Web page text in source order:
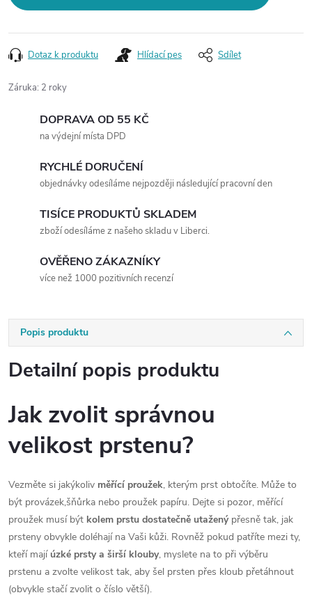
Dotaz k produktu Hlídací pes Sdílet
Záruka: 2 roky
DOPRAVA OD 55 KČ
na výdejní místa DPD
RYCHLÉ DORUČENÍ
objednávky odesíláme nejpozději následující pracovní den
TISÍCE PRODUKTŮ SKLADEM
zboží odesíláme z našeho skladu v Liberci.
OVĚŘENO ZÁKAZNÍKY
více než 1000 pozitivních recenzí
Popis produktu
Detailní popis produktu
Jak zvolit správnou
velikost prstenu?
Vezměte si jakýkoliv měřící proužek, kterým prst obtočíte. Může to
být provázek,šňůrka nebo proužek papíru. Dejte si pozor, měřící
proužek musí být kolem prstu dostatečně utaženýpřesně tak, jak
prsteny obvykle doléhají na Vaši kůži. Rovněž pokud patříte mezi ty,
kteří mají úzké prsty a širší klouby, myslete na to při výběru
prstenu a zvolte velikost tak, aby šel prsten přes kloub přetáhnout
(obvykle stačí zvolit o číslo větší).